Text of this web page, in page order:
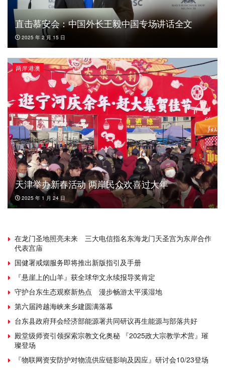
直击慕安会：中国外长王毅中国专场讲话全文
2025 年 2 月 15 日
两岸港澳
天津举办新春活动 两岸民众欢喜过大年
2025 年 1 月 24 日
在龙门圣地照亮未来 三大电信指名东海龙门天圣宫为东岸合作
代表宫庙
国健署戒烟服务即将推出新版指引及手册
『悬崖上的山羊』获全球华文永续报导奖肯定
守护台东生态观察新热点 漫步畅游太平溪湿地
第六届跨越海峡来乡建圆满落幕
台东县政府拜会经济部能源署共同研议再生能源与部落共好
殿堂级师资引领探索宗教文化奥秘 『2025政大宗教学术营』璀
璨登场
『物联网资安防护对物流供应链影响及因应』研讨会10/23登场